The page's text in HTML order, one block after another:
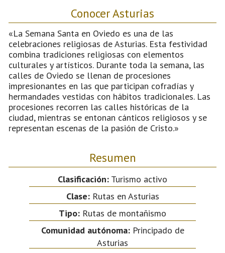
Conocer Asturias
«La Semana Santa en Oviedo es una de las
celebraciones religiosas de Asturias. Esta festividad
combina tradiciones religiosas con elementos
culturales y artísticos. Durante toda la semana, las
calles de Oviedo se llenan de procesiones
impresionantes en las que participan cofradías y
hermandades vestidas con hábitos tradicionales. Las
procesiones recorren las calles históricas de la
ciudad, mientras se entonan cánticos religiosos y se
representan escenas de la pasión de Cristo.»
Resumen
Clasificación: Turismo activo
Clase:Rutas en Asturias
Tipo: Rutas de montañismo
Comunidad autónoma:Principado de
Asturias